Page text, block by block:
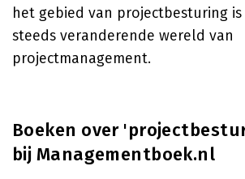
het gebied van projectbesturing
steeds veranderende wereld van
projectmanagement.
Boeken over
bij Managementboek.nl